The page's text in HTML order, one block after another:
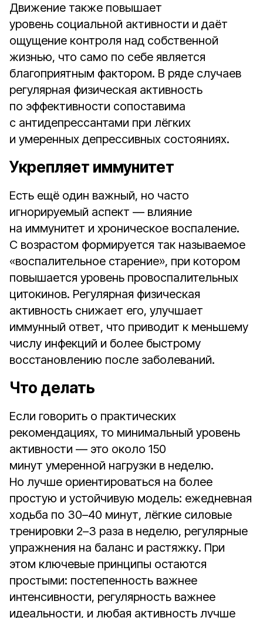
Движение также повышает
уровень социальной активности и даёт
ощущение контроля над собственной
жизнью, что само по себе является
благоприятным фактором. В ряде случаев
регулярная физическая активность
по эффективности сопоставима
с антидепрессантами при лёгких
и умеренных депрессивных состояниях.
Укрепляет иммунитет
Есть ещё один важный, но часто
игнорируемый аспект — влияние
на иммунитет и хроническое воспаление.
С возрастом формируется так называемое
«воспалительное старение», при котором
повышается уровень провоспалительных
цитокинов. Регулярная физическая
активность снижает его, улучшает
иммунный ответ, что приводит к меньшему
числу инфекций и более быстрому
восстановлению после заболеваний.
Что делать
Если говорить о практических
рекомендациях, то минимальный уровень
активности — это около 150
минут умеренной нагрузки в неделю.
Но лучше ориентироваться на более
простую и устойчивую модель: ежедневная
ходьба по 30–40 минут, лёгкие силовые
тренировки 2–3 раза в неделю, регулярные
упражнения на баланс и растяжку. При
этом ключевые принципы остаются
простыми: постепенность важнее
интенсивности, регулярность важнее
идеальности, и любая активность лучше